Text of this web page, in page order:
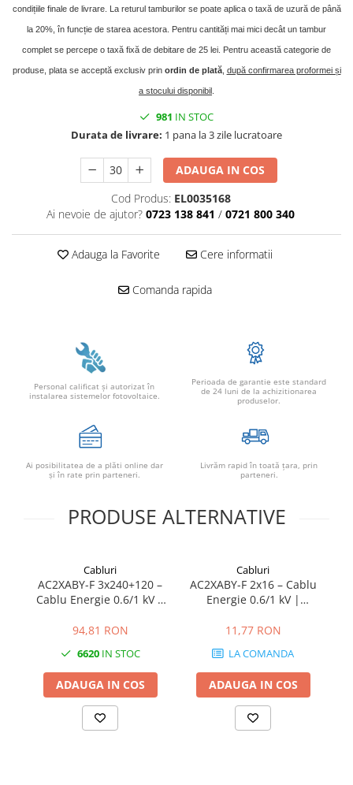
condițiile finale de livrare. La returul tamburilor se poate aplica o taxă de uzură de până
la 20%, în funcție de starea acestora. Pentru cantități mai mici decât un tambur
complet se percepe o taxă fixă de debitare de 25 lei. Pentru această categorie de
produse, plata se acceptă exclusiv prin ordin de plată, după confirmarea proformei și
a stocului disponibil
981 IN STOC
Durata de livrare: 1 pana la 3 zile lucratoare
ADAUGA IN COS
Cod Produs: EL0035168
Ai nevoie de ajutor? 0723 138 841 / 0721 800 340
Adauga la Favorite Cere informatii
Comanda rapida
Personal calificat şi autorizat în
instalarea sistemelor fotovoltaice.
Perioada de garantie este standard
de 24 luni de la achizitionarea
produselor.
Ai posibilitatea de a plăti online dar
şi în rate prin parteneri.
Livrăm rapid în toată țara, prin
parteneri.
PRODUSE ALTERNATIVE
Cabluri
AC2XABY-F 3x240+120 –
Cablu Energie 0.6/1 kV |
Armură Oțel + PVC
94,81 RON
6620IN STOC
ADAUGA IN COS
Cabluri
AC2XABY-F 2x16 – Cablu
Energie 0.6/1 kV |
Armură Oțel | XLPE + PVC
11,77 RON
LA COMANDA
ADAUGA IN COS